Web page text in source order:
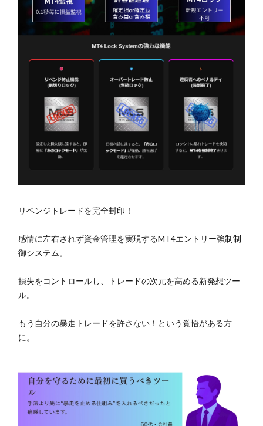
リベンジトレードを完全封印！
感情に左右されず資金管理を実現するMT4エントリー強制制
御システム。
損失をコントロールし、トレードの次元を高める新発想ツー
ル。
もう自分の暴走トレードを許さない！という覚悟がある方
に。